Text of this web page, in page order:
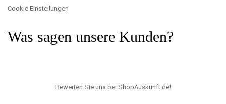
Cookie Einstellungen
Was sagen unsere Kunden?
Bewerten Sie uns bei ShopAuskunft.de!